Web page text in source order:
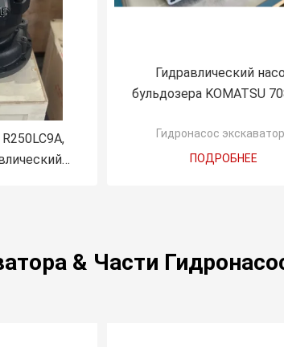
Гидравлический
бульдозера KOMATSU
Гидравлический
насос экскаватора,
Гидронасос
ПОДРОБНЕЕ
& Части